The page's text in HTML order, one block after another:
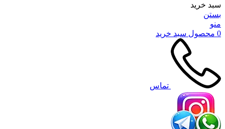
سبد خرید
بستن
منو
0 محصول سبد خرید
تماس